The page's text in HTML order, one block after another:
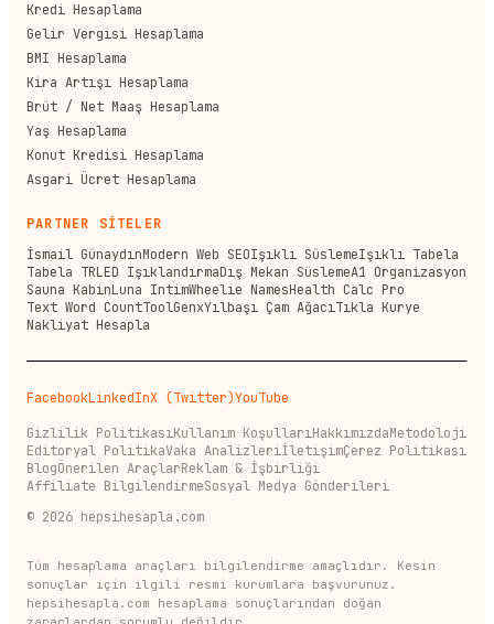
Kredi Hesaplama
Gelir Vergisi Hesaplama
BMI Hesaplama
Kira Artışı Hesaplama
Brüt / Net Maaş Hesaplama
Yaş Hesaplama
Konut Kredisi Hesaplama
Asgari Ücret Hesaplama
PARTNER SİTELER
İsmail GünaydınModern Web SEOIşıklı SüslemeIşıklı Tabela
Tabela TRLED IşıklandırmaDış Mekan SüslemeA1 Organizasyon
Sauna KabinLuna IntimWheelie NamesHealth Calc Pro
Text Word CountToolGenxYılbaşı Çam AğacıTıkla Kurye
Nakliyat Hesapla
FacebookLinkedInX (Twitter)YouTube
Gizlilik PolitikasıKullanım KoşullarıHakkımızdaMetodoloji
Editoryal PolitikaVaka AnalizleriİletişimÇerez Politikası
BlogÖnerilen AraçlarReklam & İşbirliği
Affiliate BilgilendirmeSosyal Medya Gönderileri
© 2026 hepsihesapla.com
Tüm hesaplama araçları bilgilendirme amaçlıdır. Kesin
sonuçlar için ilgili resmi kurumlara başvurunuz.
hepsihesapla.com hesaplama sonuçlarından doğan